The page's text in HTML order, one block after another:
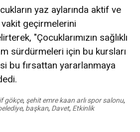
yaz aylarında aktif ve
vakit geçirmelerini
"Çocuklarımızın sağlıklı
sürdürmeleri için bu kursları
bu fırsattan yararlanmaya
gökçe, şehit emre kaan arlı spor salonu,
, başkan, Davet, Etkinlik